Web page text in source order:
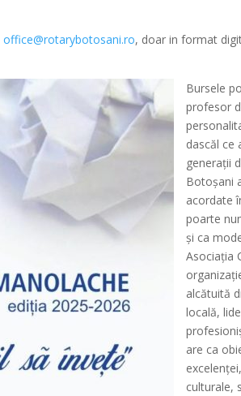
office@rotarybotosani.ro, doar in format
Bursele
profesor
dascăl ce
generații
Botoșani
acordate
poarte
și ca
Asociația
alcătuită
locală,
are ca
culturale,